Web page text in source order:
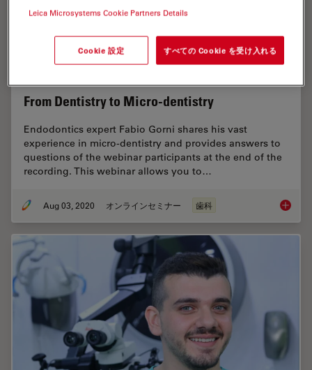
From Dentistry to Micro-dentistry
Endodontics expert Fabio Gorni shares his vast
experience in micro-dentistry and provides answers to
questions of the webinar participants at the end of the
recording. This webinar allows you to…
Aug 03, 2020 オンラインセミナー 歯科 From
Leica Microsystems Cookie Partners Details
Cookie 設定 すべての Cookie を受け入れる